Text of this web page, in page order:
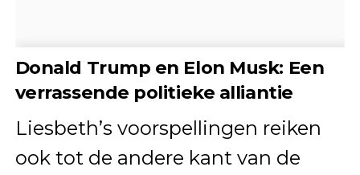
Donald Trump en Elon Musk: Een
verrassende politieke alliantie
Liesbeth’s voorspellingen reiken
ook tot de andere kant van de